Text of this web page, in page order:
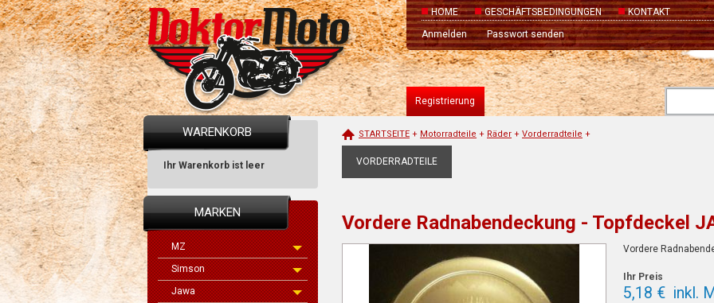
HOME GESCHÄFTSBEDINGUNGEN
KONTAKT
Anmelden
Passwort senden
Registrierung
WARENKORB
Ihr Warenkorb ist leer
MARKEN
MZ
Simson
Jawa
STARTSEITE + Motorradteile + Räder + Vorderradteile +
VORDERRADTEILE
Vordere Radnabendeckung - Topfdeckel
Vordere
Ihr Preis
5,18 € inkl.